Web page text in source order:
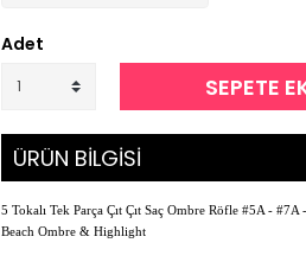
Adet
SEPETE
ÜRÜN BİLGİSİ
5 Tokalı Tek Parça Çıt Çıt Saç Ombre Röfle #5A - #7A
Beach Ombre & Highlight